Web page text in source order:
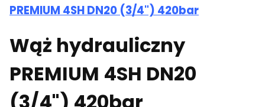
PREMIUM 4SH DN20 (3/4") 420bar
Wąż hydrauliczny
PREMIUM 4SH DN20